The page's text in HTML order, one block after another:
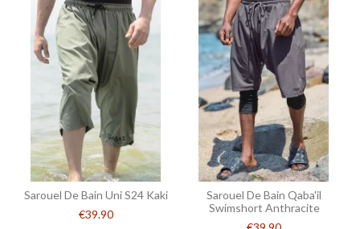
Sarouel De Bain Uni S24 Kaki
€39.90
Sarouel De Bain Qaba'il
Swimshort Anthracite